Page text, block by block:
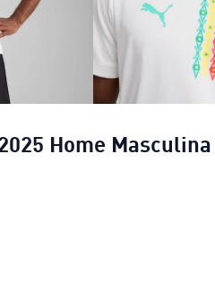
Home Masculina
Senegal 2025 Home